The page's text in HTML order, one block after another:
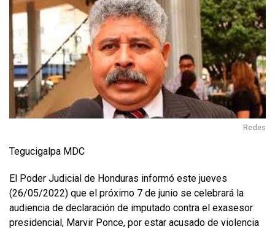
Redes
Tegucigalpa MDC
El Poder Judicial de Honduras informó este jueves
(26/05/2022) que el próximo 7 de junio se celebrará la
audiencia de declaración de imputado contra el exasesor
presidencial, Marvir Ponce, por estar acusado de violencia